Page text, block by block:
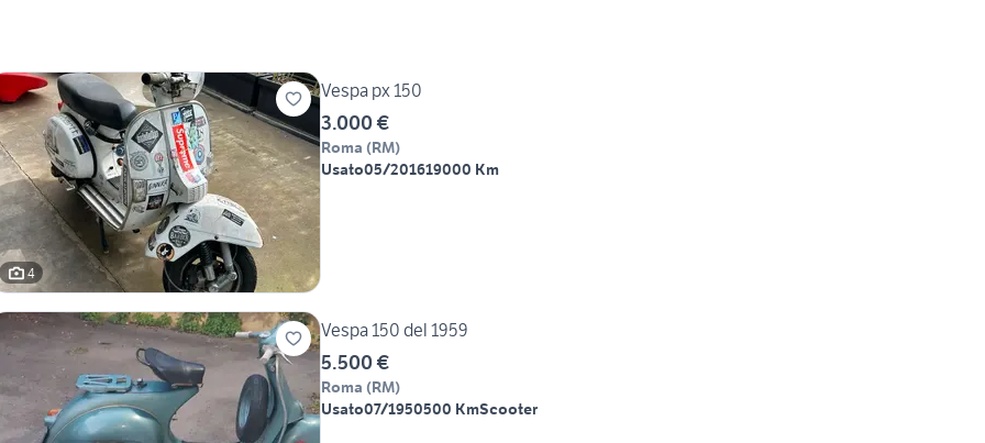
4
Vespa px 150
3.000 €
Roma (RM)
Usato05/201619000 Km
Vespa 150 del 1959
5.500 €
Roma (RM)
Usato07/1950500 KmScooter